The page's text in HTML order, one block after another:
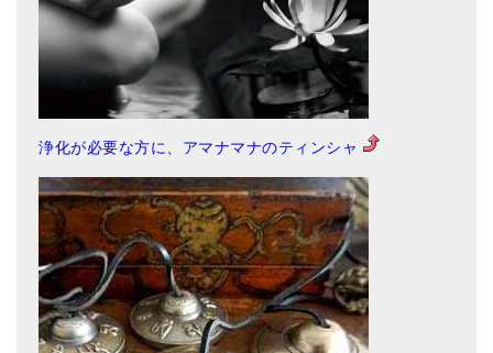
浄化が必要な方に、アマナマナのティンシャ